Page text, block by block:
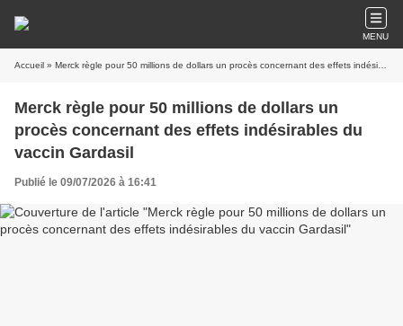
MENU
Accueil » Merck règle pour 50 millions de dollars un procès concernant des effets indésirables du vaccin Gardasil
Merck règle pour 50 millions de dollars un
procès concernant des effets indésirables du
vaccin Gardasil
Publié le 09/07/2026 à 16:41